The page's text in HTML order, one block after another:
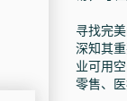
寻找完
深知其
业可用
零售、